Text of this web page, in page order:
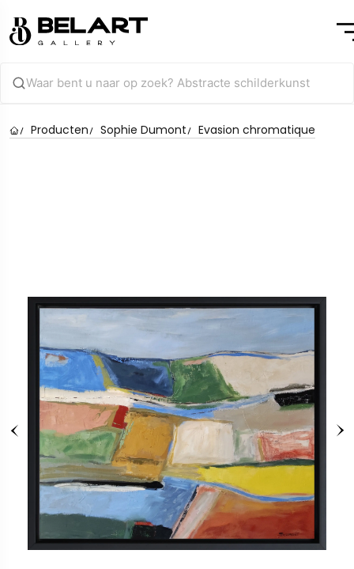
Producten Sophie Dumont Evasion chromatique